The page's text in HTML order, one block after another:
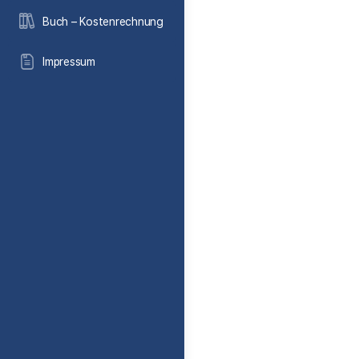
Buch – Kostenrechnung
Impressum